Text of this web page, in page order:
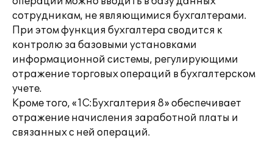
сотрудникам, не являющимися бухгалтерами.
При этом функция бухгалтера сводится к
контролю за базовыми установками
информационной системы, регулирующими
отражение торговых операций в бухгалтерском
учете.
Кроме того, «1С:Бухгалтерия 8» обеспечивает
отражение начисления заработной платы и
связанных с ней операций.